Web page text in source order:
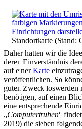
Standortkarte (Stand:
Daher hatten wir die
deren Einverständnis
auf einerKarte
veröffentlichen. So
guten Zweck loswerden
benötigen, auf einen
eine entsprechende
„Computertruhen“
2019) die sieben